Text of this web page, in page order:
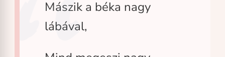
Mászik a béka nagy
lábával,